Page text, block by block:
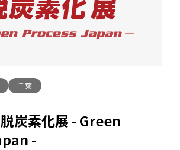
千葉
炭素化展 - Green
-